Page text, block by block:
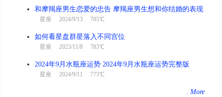
和摩羯座男生恋爱的忠告 摩羯座男生想和你结婚的表现
星座 2024/9/13 785℃
如何看星盘群星落入不同宫位
星座 2023/11/8 783℃
2024年9月水瓶座运势 2024年9月水瓶座运势完整版
星座 2024/9/11 773℃
More
.